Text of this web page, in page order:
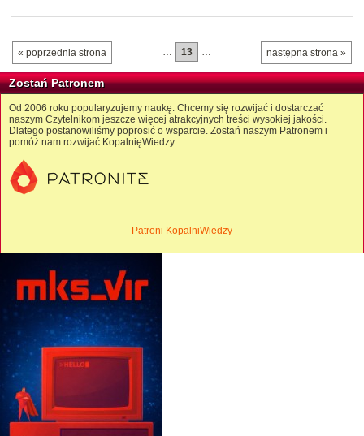
« poprzednia strona następna strona »
… 13 …
Zostań Patronem
Od 2006 roku popularyzujemy naukę. Chcemy się rozwijać i dostarczać
naszym Czytelnikom jeszcze więcej atrakcyjnych treści wysokiej jakości.
Dlatego postanowiliśmy poprosić o wsparcie. Zostań naszym Patronem i
pomóż nam rozwijać KopalnięWiedzy.
Patroni KopalniWiedzy